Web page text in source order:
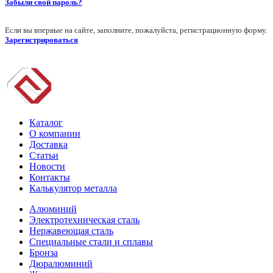
Забыли свой пароль?
Если вы впервые на сайте, заполните, пожалуйста, регистрационную форму.
Зарегистрироваться
Каталог
О компании
Доставка
Статьи
Новости
Контакты
Калькулятор металла
Алюминий
Электротехническая сталь
Нержавеющая сталь
Специальные стали и сплавы
Бронза
Дюралюминий